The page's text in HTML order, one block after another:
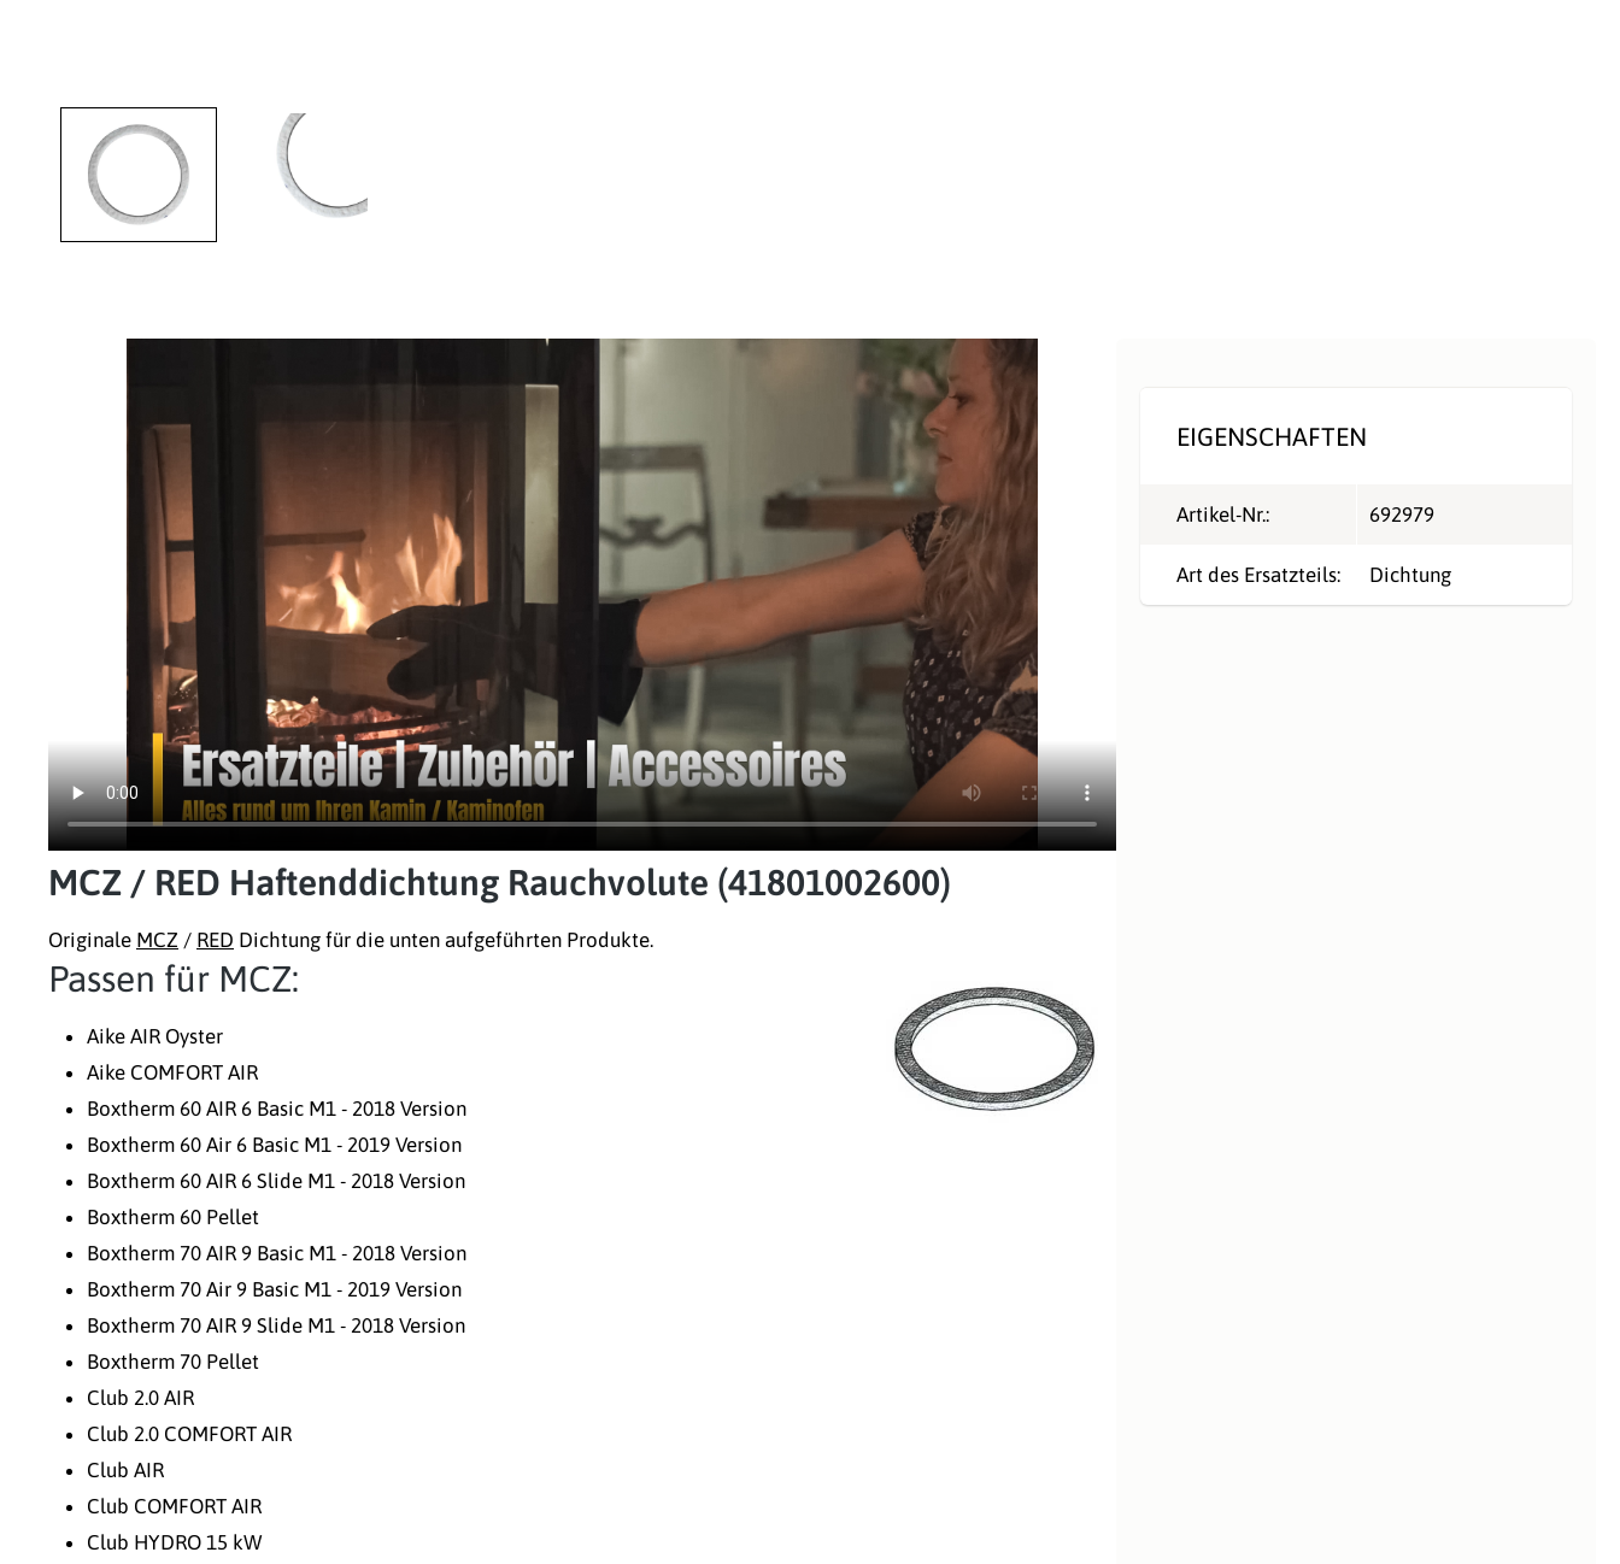
MCZ / RED Haftenddichtung Rauchvolute (41801002600)
Originale MCZ / RED Dichtung für die unten aufgeführten Produkte.
Passen für MCZ:
Aike AIR Oyster
Aike COMFORT AIR
Boxtherm 60 AIR 6 Basic M1 - 2018 Version
Boxtherm 60 Air 6 Basic M1 - 2019 Version
Boxtherm 60 AIR 6 Slide M1 - 2018 Version
Boxtherm 60 Pellet
Boxtherm 70 AIR 9 Basic M1 - 2018 Version
Boxtherm 70 Air 9 Basic M1 - 2019 Version
Boxtherm 70 AIR 9 Slide M1 - 2018 Version
Boxtherm 70 Pellet
Club 2.0 AIR
Club 2.0 COMFORT AIR
Club AIR
Club COMFORT AIR
Club HYDRO 15 kW
EIGENSCHAFTEN
Artikel-Nr.: 692979
Art des Ersatzteils: Dichtung